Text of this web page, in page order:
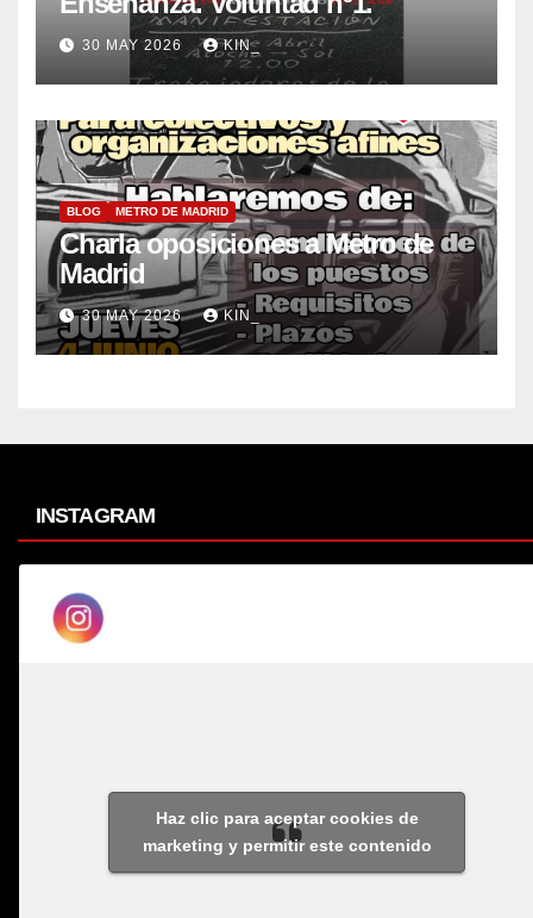
30 MAY 2026 KIN_
BLOG METRO DE MADRID
Charla oposiciones a Metro de
Madrid
30 MAY 2026 KIN_
INSTAGRAM
Haz clic para aceptar cookies de
marketing y permitir este contenido